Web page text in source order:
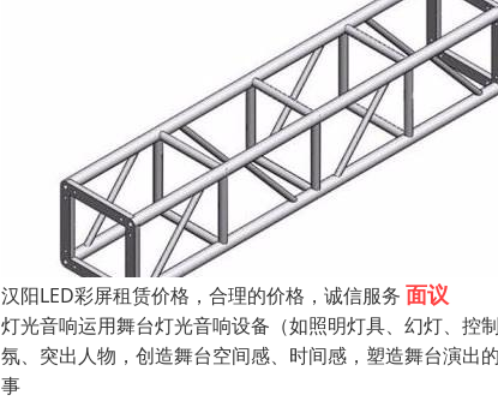
汉阳LED彩屏租赁价格，合理的价格，诚信服务 面议
灯光音响运用舞台灯光音响设备（如照明灯具、幻灯、控
氛、突出人物，创造舞台空间感、时间感，塑造舞台演出
事